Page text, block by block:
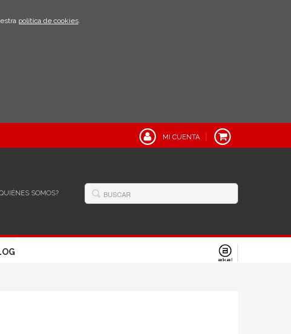
política de cookies.
MI CUENTA
SOMOS?